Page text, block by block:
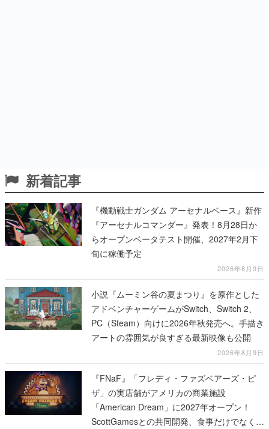
新着記事
『機動戦士ガンダム アーセナルベース』新作
『アーセナルコマンダー』発表！8月28日か
らオープンベータテスト開催、2027年2月下
旬に稼働予定
2026年8月9日
小説『ムーミン谷の夏まつり』を原作とした
アドベンチャーゲームがSwitch、Switch 2、
PC（Steam）向けに2026年秋発売へ。手描き
アートの雰囲気が良すぎる最新映像も公開
2026年8月9日
『FNaF』「フレディ・ファズベアーズ・ピ
ザ」の実店舗がアメリカの商業施設
「American Dream」に2027年オープン！
ScottGamesとの共同開発、食事だけでなくス